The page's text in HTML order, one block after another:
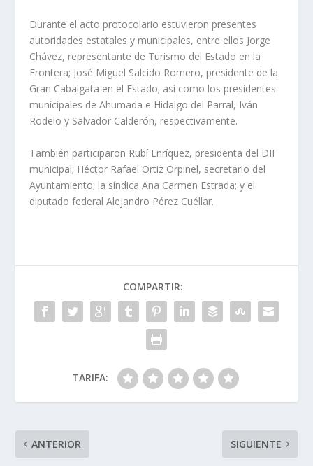
Durante el acto protocolario estuvieron presentes
autoridades estatales y municipales, entre ellos Jorge
Chávez, representante de Turismo del Estado en la
Frontera; José Miguel Salcido Romero, presidente de la
Gran Cabalgata en el Estado; así como los presidentes
municipales de Ahumada e Hidalgo del Parral, Iván
Rodelo y Salvador Calderón, respectivamente.
También participaron Rubí Enríquez, presidenta del DIF
municipal; Héctor Rafael Ortiz Orpinel, secretario del
Ayuntamiento; la síndica Ana Carmen Estrada; y el
diputado federal Alejandro Pérez Cuéllar.
COMPARTIR:
TARIFA:
ANTERIOR SIGUIENTE